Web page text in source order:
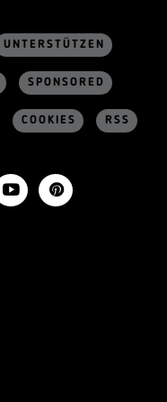
UNTERSTÜTZEN
SPONSORED
COOKIES RSS